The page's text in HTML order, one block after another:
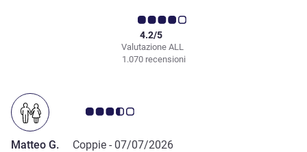
Valutazione ALL
4.2/5
1.070 recensioni
Giudizio clienti 3.5/5
Matteo G. Coppie - 07/07/2026